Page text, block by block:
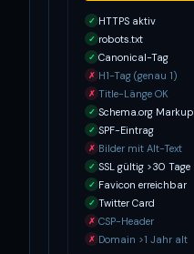
✓ HTTPS aktiv
✓ robots.txt
✓ Canonical-Tag
✗ H1-Tag (genau 1)
✗ Title-Länge OK
✓ Schema.org Markup
✓ SPF-Eintrag
✗ Bilder mit Alt-Text
✓ SSL gültig >30 Tage
✓ Favicon erreichbar
✓ Twitter Card
✗ CSP-Header
✗ Domain >1 Jahr alt